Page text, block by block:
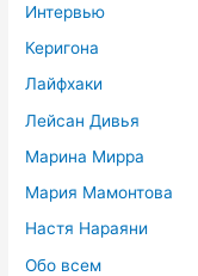
Интервью
Керигона
Лайфхаки
Лейсан Дивья
Марина Мирра
Мария Мамонтова
Настя Нараяни
Обо всем